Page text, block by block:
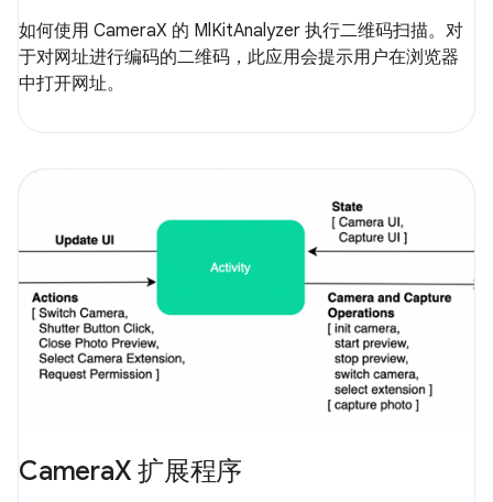
如何使用 CameraX 的 MlKitAnalyzer 执行二维码扫描。对
于对网址进行编码的二维码，此应用会提示用户在浏览器
中打开网址。
CameraX 扩展程序